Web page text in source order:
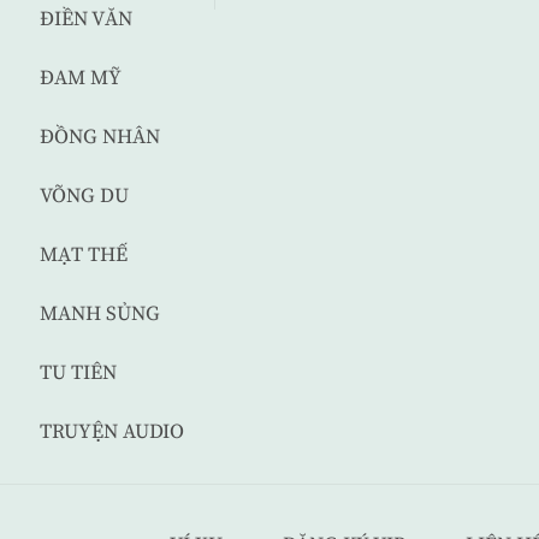
ĐIỀN VĂN
ĐAM MỸ
ĐỒNG NHÂN
VÕNG DU
MẠT THẾ
MANH SỦNG
TU TIÊN
TRUYỆN AUDIO